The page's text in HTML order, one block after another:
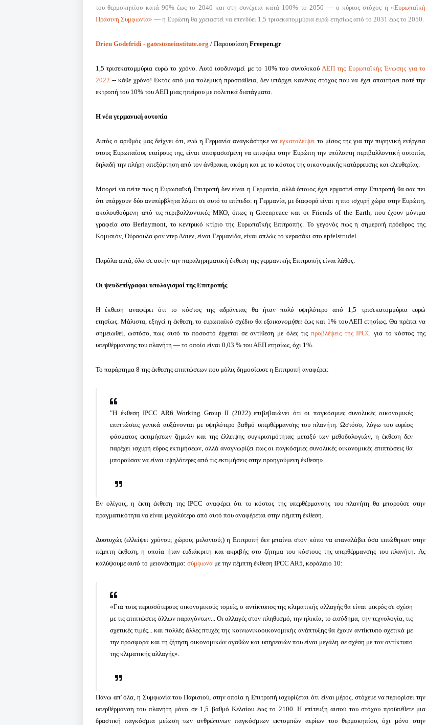
του θερμοκηπίου κατά 90% έως το 2040 και στη συνέχεια κατά 100% το 2050 — ο κύριος στόχος η «Ευρωπαϊκή
Πράσινη Συμφωνία» — η Ευρώπη θα χρειαστεί να επενδύει 1,5 τρισεκατομμύρια ευρώ ετησίως από το 2031 έως το 2050.
Drieu Godefridi - gatestoneinstitute.org / Παρουσίαση Freepen.gr
1,5 τρισεκατομμύρια ευρώ το χρόνο. Αυτό ισοδυναμεί με το 10% του συνολικού ΑΕΠ της Ευρωπαϊκής Ένωσης για το
2022 -- κάθε χρόνο! Εκτός από μια πολεμική προσπάθεια, δεν υπάρχει κανένας στόχος που να έχει απαιτήσει ποτέ την
εκτροπή του 10% του ΑΕΠ μιας ηπείρου με πολιτικά διατάγματα.
Η νέα γερμανική ουτοπία
Αυτός ο αριθμός μας δείχνει ότι, ενώ η Γερμανία αναγκάστηκε να εγκαταλείψει το μίσος της για την πυρηνική ενέργεια
στους Ευρωπαίους εταίρους της, είναι αποφασισμένη να επιφέρει στην Ευρώπη την υπόλοιπη περιβαλλοντική ουτοπία,
δηλαδή την πλήρη απεξάρτηση από τον άνθρακα, ακόμη και με το κόστος της οικονομικής κατάρρευσης και ελευθερίας.
Μπορεί να πείτε πως η Ευρωπαϊκή Επιτροπή δεν είναι η Γερμανία, αλλά όποιος έχει εργαστεί στην Επιτροπή θα σας πει
ότι υπάρχουν δύο ανυπέρβλητα λόμπι σε αυτό το επίπεδο: η Γερμανία, με διαφορά είναι η πιο ισχυρή χώρα στην Ευρώπη,
ακολουθούμενη από τις περιβαλλοντικές ΜΚΟ, όπως η Greenpeace και οι Friends of the Earth, που έχουν μόνιμα
γραφεία στο Berlaymont, το κεντρικό κτίριο της Ευρωπαϊκής Επιτροπής. Το γεγονός πως η σημερινή πρόεδρος της
Κομισιόν, Ούρσουλα φον ντερ Λάιεν, είναι Γερμανίδα, είναι απλώς το κερασάκι στο apfelstrudel.
Παρόλα αυτά, όλα σε αυτήν την παραληρηματική έκθεση της γερμανικής Επιτροπής είναι λάθος.
Οι ψευδεπίγραφοι υπολογισμοί της Επιτροπής
Η έκθεση αναφέρει ότι το κόστος της αδράνειας θα ήταν πολύ υψηλότερο από 1,5 τρισεκατομμύρια ευρώ
ετησίως. Μάλιστα, εξηγεί η έκθεση, το ευρωπαϊκό σχέδιο θα εξοικονομήσει έως και 1% του ΑΕΠ ετησίως. Θα πρέπει να
σημειωθεί, ωστόσο, πως αυτό το ποσοστό έρχεται σε αντίθεση με όλες τις προβλέψεις της IPCC για το κόστος της
υπερθέρμανσης του πλανήτη — το οποίο είναι 0,03 % του ΑΕΠ ετησίως, όχι 1%.
Το παράρτημα 8 της έκθεσης επιπτώσεων που μόλις δημοσίευσε η Επιτροπή αναφέρει:
"Η έκθεση IPCC AR6 Working Group II (2022) επιβεβαιώνει ότι οι παγκόσμιες συνολικές οικονομικές
επιπτώσεις γενικά αυξάνονται με υψηλότερο βαθμό υπερθέρμανσης του πλανήτη. Ωστόσο, λόγω του ευρέος
φάσματος εκτιμήσεων ζημιών και της έλλειψης συγκρισιμότητας μεταξύ των μεθοδολογιών, η έκθεση δεν
παρέχει ισχυρή εύρος εκτιμήσεων, αλλά αναγνωρίζει πως οι παγκόσμιες συνολικές οικονομικές επιπτώσεις θα
μπορούσαν να είναι υψηλότερες από τις εκτιμήσεις στην προηγούμενη έκθεση».
Εν ολίγοις, η έκτη έκθεση της IPCC αναφέρει ότι το κόστος της υπερθέρμανσης του πλανήτη θα μπορούσε στην
πραγματικότητα να είναι μεγαλύτερο από αυτό που αναφέρεται στην πέμπτη έκθεση.
Δυστυχώς (ελλείψει χρόνου; χώρου; μελανιού;) η Επιτροπή δεν μπαίνει στον κόπο να επαναλάβει όσα ειπώθηκαν στην
πέμπτη έκθεση, η οποία ήταν ευδιάκριτη και ακριβής στο ζήτημα του κόστους της υπερθέρμανσης του πλανήτη. Ας
καλύψουμε αυτό το μειονέκτημα: σύμφωνα με την πέμπτη έκθεση IPCC AR5, κεφάλαιο 10:
«Για τους περισσότερους οικονομικούς τομείς, ο αντίκτυπος της κλιματικής αλλαγής θα είναι μικρός σε σχέση
με τις επιπτώσεις άλλων παραγόντων... Οι αλλαγές στον πληθυσμό, την ηλικία, το εισόδημα, την τεχνολογία, τις
σχετικές τιμές... και πολλές άλλες πτυχές της κοινωνικοοικονομικής ανάπτυξης θα έχουν αντίκτυπο σχετικά με
την προσφορά και τη ζήτηση οικονομικών αγαθών και υπηρεσιών που είναι μεγάλη σε σχέση με τον αντίκτυπο
της κλιματικής αλλαγής».
Πάνω απ' όλα, η Συμφωνία του Παρισιού, στην οποία η Επιτροπή ισχυρίζεται ότι είναι μέρος, στόχευε να περιορίσει την
υπερθέρμανση του πλανήτη μόνο σε 1,5 βαθμό Κελσίου έως το 2100. Η επίτευξη αυτού του στόχου προϋπέθετε μια
δραστική παγκόσμια μείωση των ανθρώπινων παγκόσμιων εκπομπών αερίων του θερμοκηπίου, όχι μόνο στην